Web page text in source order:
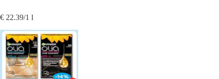
€ 22.39/1 l